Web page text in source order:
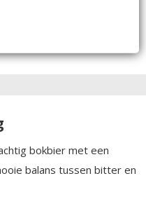
bokbier met een
balans tussen bitter en